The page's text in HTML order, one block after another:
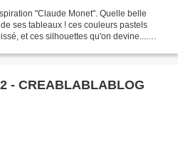
"Claude Monet". Quelle belle
ses tableaux ! ces couleurs pastels
et ces silhouettes qu'on devine....
- CREABLABLABLOG